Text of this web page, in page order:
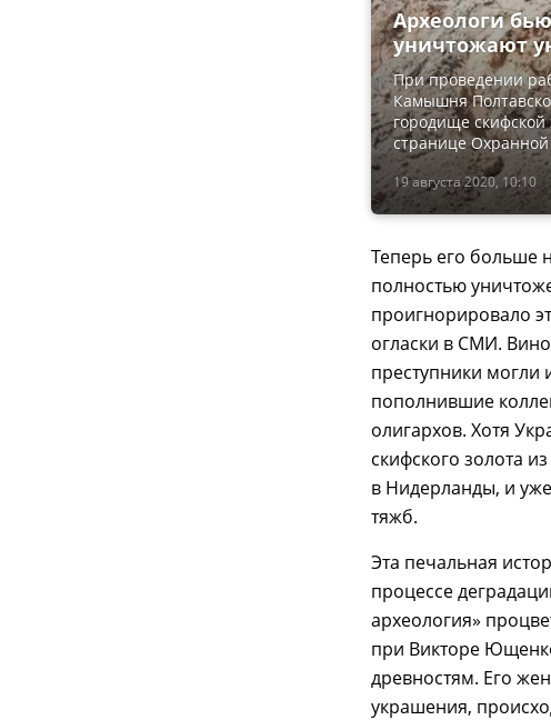
19 августа 2020, 10:10
Археологи
уничтожают
При проведении
Камышня
городище скифской
странице
Теперь его больше
полностью
проигнорировало
огласки в СМИ.
преступники могли
пополнившие
олигархов. Хотя
скифского золота
в Нидерланды, и
тяжб.
Эта печальная
процессе
археология»
при Викторе
древностям. Его
украшения,